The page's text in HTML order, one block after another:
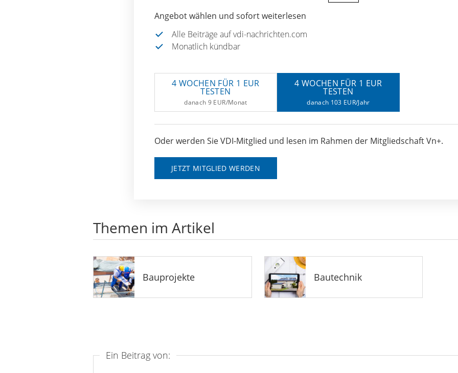
Angebot wählen und sofort weiterlesen
Alle Beiträge auf vdi-nachrichten.com
Monatlich kündbar
4 WOCHEN FÜR 1 EUR
TESTEN
danach 9 EUR/Monat
4 WOCHEN FÜR 1 EUR
TESTEN
danach 103 EUR/Jahr
Oder werden Sie VDI-Mitglied und lesen im Rahmen der Mitgliedschaft Vn+.
JETZT MITGLIED WERDEN
Themen im Artikel
Bauprojekte Bautechnik
Ein Beitrag von: